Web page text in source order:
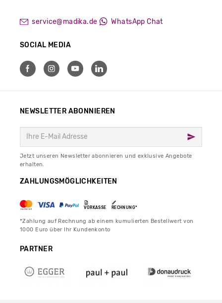
service@madika.de WhatsApp Chat
SOCIAL MEDIA
NEWSLETTER ABONNIEREN
Jetzt unseren Newsletter abonnieren und exklusive Angebote
erhalten.
ZAHLUNGSMÖGLICHKEITEN
VORKASSE RECHNUNG*
*Zahlung auf Rechnung ab einem kumulierten Bestellwert von
1000 Euro über Ihr Kundenkonto
PARTNER